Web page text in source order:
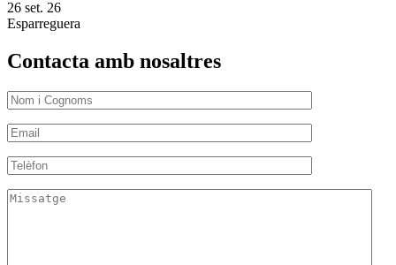
26 set. 26
Esparreguera
Contacta amb nosaltres